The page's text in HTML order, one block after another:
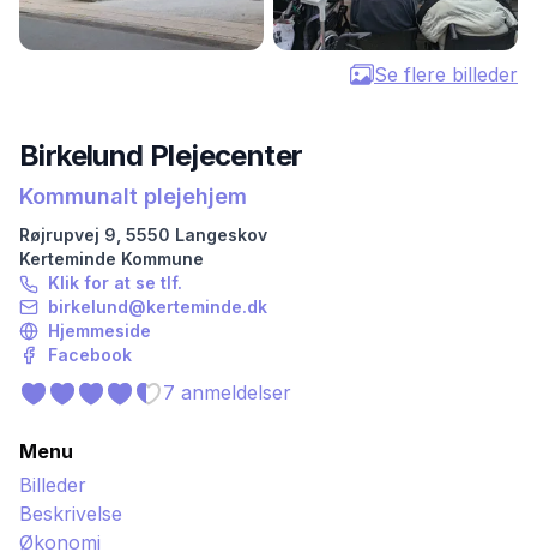
Se flere billeder
Birkelund Plejecenter
Kommunalt plejehjem
Røjrupvej 9 5550 Langeskov
Kerteminde Kommune
Klik for at se tlf.
birkelund@kerteminde.dk
Hjemmeside
Facebook
7 anmeldelser
Menu
Billeder
Beskrivelse
Økonomi